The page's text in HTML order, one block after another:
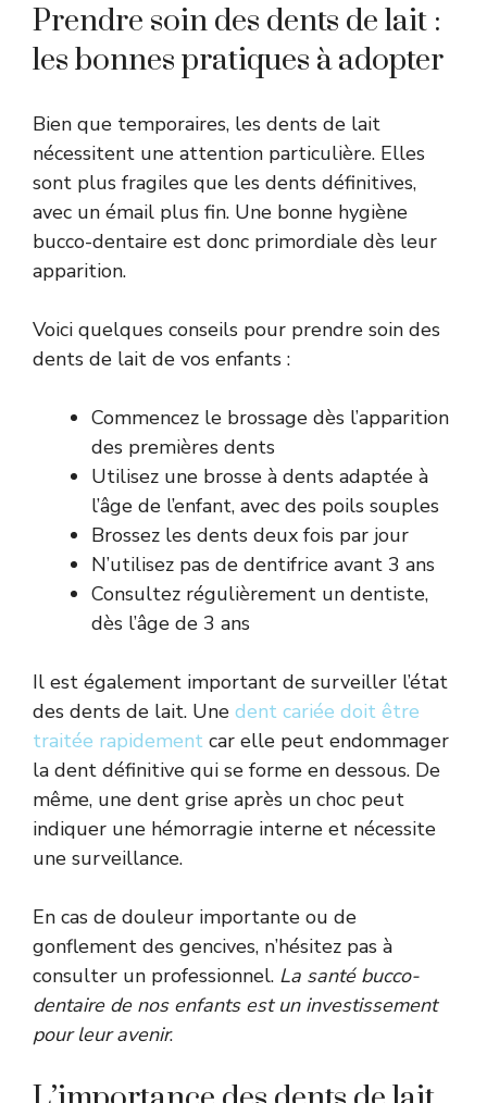
Prendre soin des dents de lait :
les bonnes pratiques à adopter
Bien que temporaires, les dents de lait
nécessitent une attention particulière. Elles
sont plus fragiles que les dents définitives,
avec un émail plus fin. Une bonne hygiène
bucco-dentaire est donc primordiale dès leur
apparition.
Voici quelques conseils pour prendre soin des
dents de lait de vos enfants :
Commencez le brossage dès l’apparition
des premières dents
Utilisez une brosse à dents adaptée à
l’âge de l’enfant, avec des poils souples
Brossez les dents deux fois par jour
N’utilisez pas de dentifrice avant 3 ans
Consultez régulièrement un dentiste,
dès l’âge de 3 ans
Il est également important de surveiller l’état
des dents de lait. Une dent cariée doit être
traitée rapidement car elle peut endommager
la dent définitive qui se forme en dessous. De
même, une dent grise après un choc peut
indiquer une hémorragie interne et nécessite
une surveillance.
En cas de douleur importante ou de
gonflement des gencives, n’hésitez pas à
consulter un professionnel. La santé bucco-
dentaire de nos enfants est un investissement
pour leur avenir.